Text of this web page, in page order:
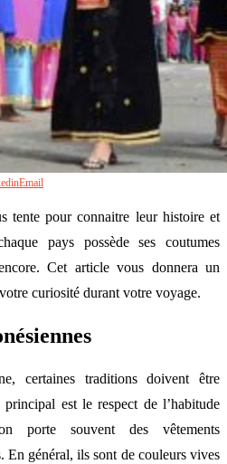
Email
tente pour connaitre leur histoire et
pays possède ses coutumes
Cet article vous donnera un
curiosité durant votre voyage.
certaines traditions doivent être
est le respect de l’habitude
porte souvent des vêtements
En général, ils sont de couleurs vives